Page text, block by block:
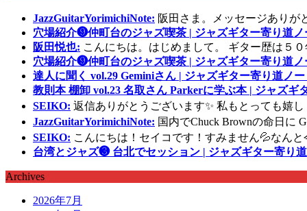
JazzGuitarYorimichiNote: 阪田さま。メッセージあり
穴場紹介❾仲町台のジャズ喫茶 | ジャズギター寄り道ノ
阪田悦也: こんにちは。はじめまして。 ギター歴は５
穴場紹介❾仲町台のジャズ喫茶 | ジャズギター寄り道ノ
達人に聞く vol.29 Geminiさん | ジャズギター寄り道ノ
教則本 棚卸 vol.23 名取さん Parkerに学ぶ本 | ジャズギ
SEIKO: 返信ありがとうございます✨ 私もとっても嬉
JazzGuitarYorimichiNote: 国内でChuck Brownの命日に
SEIKO: こんにちは！セイコです！すみません💦なん
台湾とジャズ❸ 台北でセッション | ジャズギター寄り
Archives
2026年7月